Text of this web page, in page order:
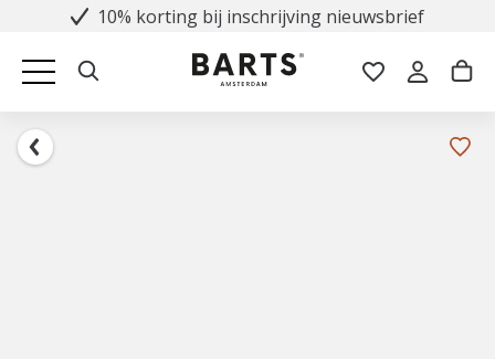
10% korting bij inschrijving nieuwsbrief